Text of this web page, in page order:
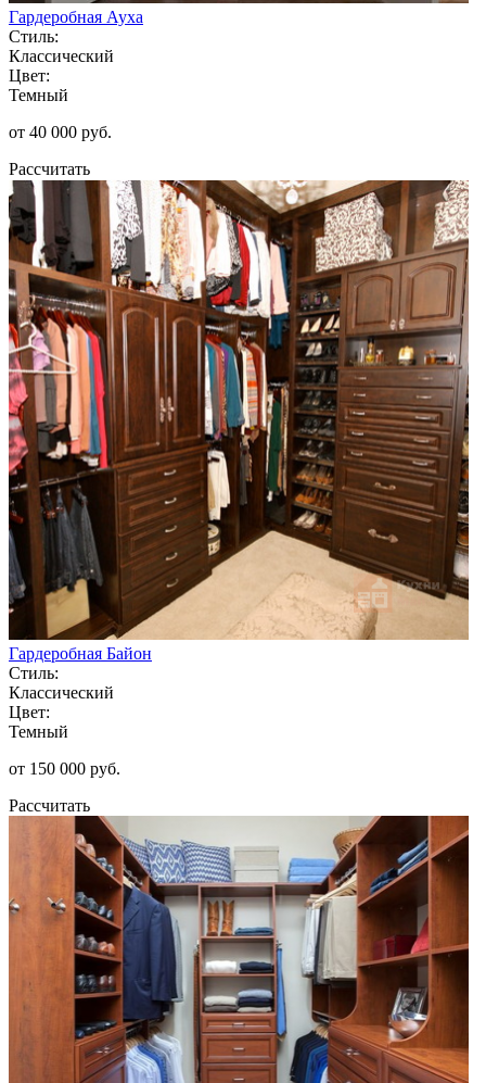
Гардеробная Ауха
Стиль:
Классический
Цвет:
Темный
от 40 000 руб.
Рассчитать
Гардеробная Байон
Стиль:
Классический
Цвет:
Темный
от 150 000 руб.
Рассчитать